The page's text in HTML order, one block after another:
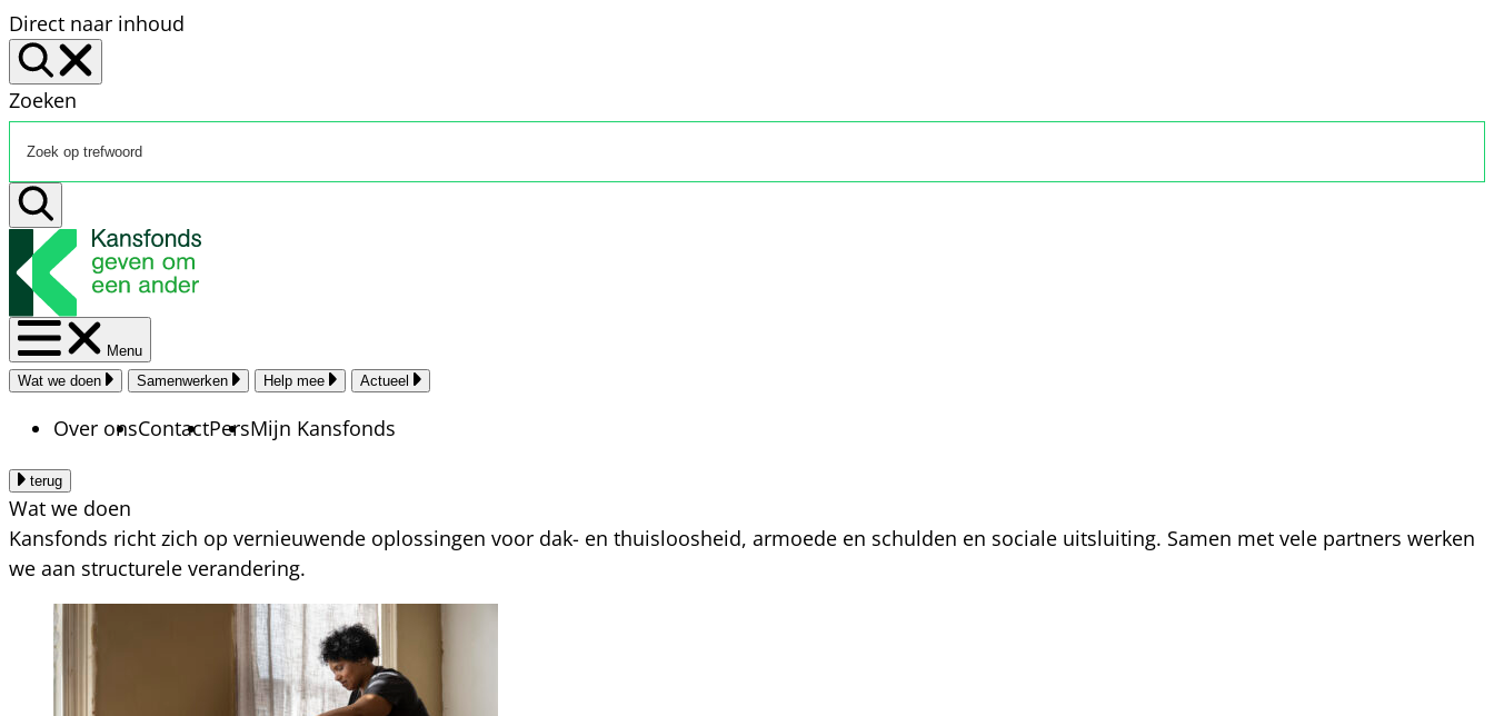
Direct naar inhoud
Zoeken
Menu
Wat we doen
Samenwerken Help mee Actueel
Over onsContactPersMijn Kansfonds
terug
Wat we doen
Kansfonds richt zich op vernieuwende oplossingen voor dak- en thuisloosheid, armoede en schulden en sociale uitsluiting. Samen met vele partners werken
we aan structurele verandering.